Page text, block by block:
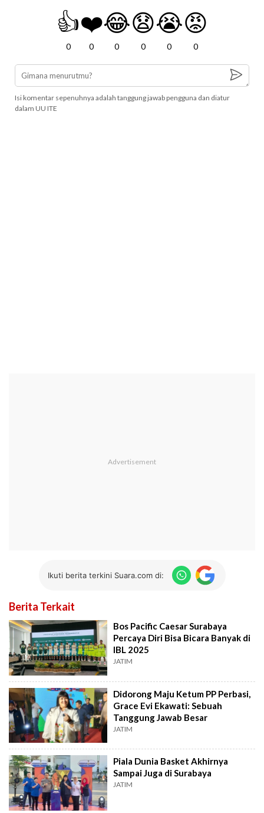
👍
0
❤️
0
😂
0
😧
0
😭
0
😡
0
Isi komentar sepenuhnya adalah tanggung jawab pengguna dan diatur
dalam UU ITE
Ikuti berita terkini Suara.com di:
Berita Terkait
Bos Pacific Caesar Surabaya
Percaya Diri Bisa Bicara Banyak di
IBL 2025
JATIM
Didorong Maju Ketum PP Perbasi,
Grace Evi Ekawati: Sebuah
Tanggung Jawab Besar
JATIM
Piala Dunia Basket Akhirnya
Sampai Juga di Surabaya
JATIM